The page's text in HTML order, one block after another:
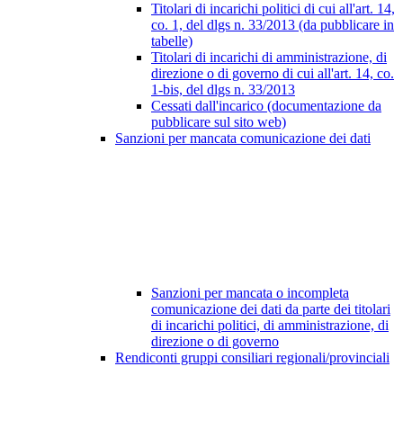
Titolari di incarichi politici di cui all'art. 14,
co. 1, del dlgs n. 33/2013 (da pubblicare in
tabelle)
Titolari di incarichi di amministrazione, di
direzione o di governo di cui all'art. 14, co.
1-bis, del dlgs n. 33/2013
Cessati dall'incarico (documentazione da
pubblicare sul sito web)
Sanzioni per mancata comunicazione dei dati
Sanzioni per mancata o incompleta
comunicazione dei dati da parte dei titolari
di incarichi politici, di amministrazione, di
direzione o di governo
Rendiconti gruppi consiliari regionali/provinciali